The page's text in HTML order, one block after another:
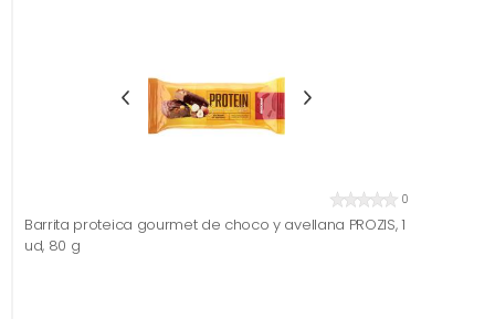
0
Barrita proteica gourmet de choco y avellana PROZIS, 1
ud, 80 g